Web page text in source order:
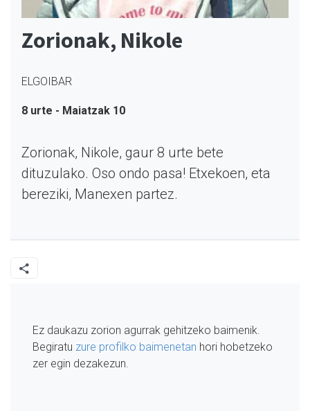
Zorionak, Nikole
ELGOIBAR
8 urte - Maiatzak 10
Zorionak, Nikole, gaur 8 urte bete
dituzulako. Oso ondo pasa! Etxekoen, eta
bereziki, Manexen partez.
Ez daukazu zorion agurrak gehitzeko baimenik.
Begiratu zure profilko baimenetan hori hobetzeko
zer egin dezakezun.